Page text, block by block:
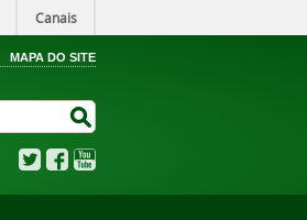
Canais
MAPA DO SITE
TwitterFacebook